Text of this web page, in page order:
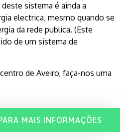
sistema é ainda a
electrica, mesmo quando se
da rede publica. (Este
de um sistema de
de Aveiro, faça-nos uma
MAIS INFORMAÇÕES